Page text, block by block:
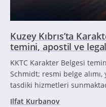
Kuzey Kıbrıs’ta
temini, apostil ve
KKTC Karakter Belgesi
Schmidt; resmi belge
tasdiki hizmetleri
Ilfat Kurbanov